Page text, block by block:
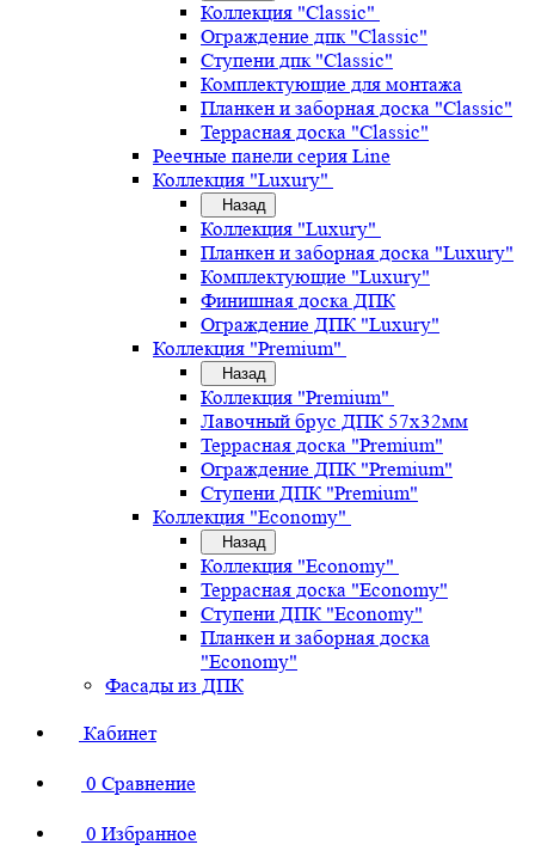
Коллекция "Classic"
Ограждение дпк "Classic"
Ступени дпк "Classic"
Комплектующие для монтажа
Планкен и заборная доска "Classic"
Террасная доска "Classic"
Реечные панели серия Line
Коллекция "Luxury"
Назад
Коллекция "Luxury"
Планкен и заборная доска "Luxury"
Комплектующие "Luxury"
Финишная доска ДПК
Ограждение ДПК "Luxury"
Коллекция "Premium"
Назад
Коллекция "Premium"
Лавочный брус ДПК 57х32мм
Террасная доска "Premium"
Ограждение ДПК "Premium"
Ступени ДПК "Premium"
Коллекция "Economy"
Назад
Коллекция "Economy"
Террасная доска "Economy"
Ступени ДПК "Economy"
Планкен и заборная доска
"Economy"
Фасады из ДПК
Кабинет
0 Сравнение
0 Избранное